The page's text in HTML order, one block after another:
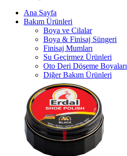
Ana Sayfa
Bakım Ürünleri
Boya ve Cilalar
Boya & Finisaj Süngeri
Finisaj Mumları
Su Geçirmez Ürünleri
Oto Deri Döşeme Boyaları
Diğer Bakım Ürünleri